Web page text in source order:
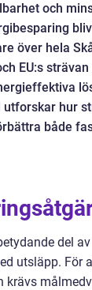
och
över hela
EU:s
utforskar hur
både
del
utsläpp. För
krävs